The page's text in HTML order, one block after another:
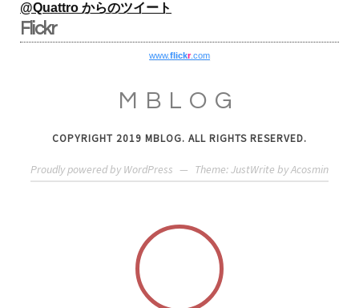
@Quattro からのツイート
Flickr
www.flickr.com
MBLOG
COPYRIGHT 2019 MBLOG. ALL RIGHTS RESERVED.
Proudly powered by WordPress — Theme: JustWrite byAcosmin